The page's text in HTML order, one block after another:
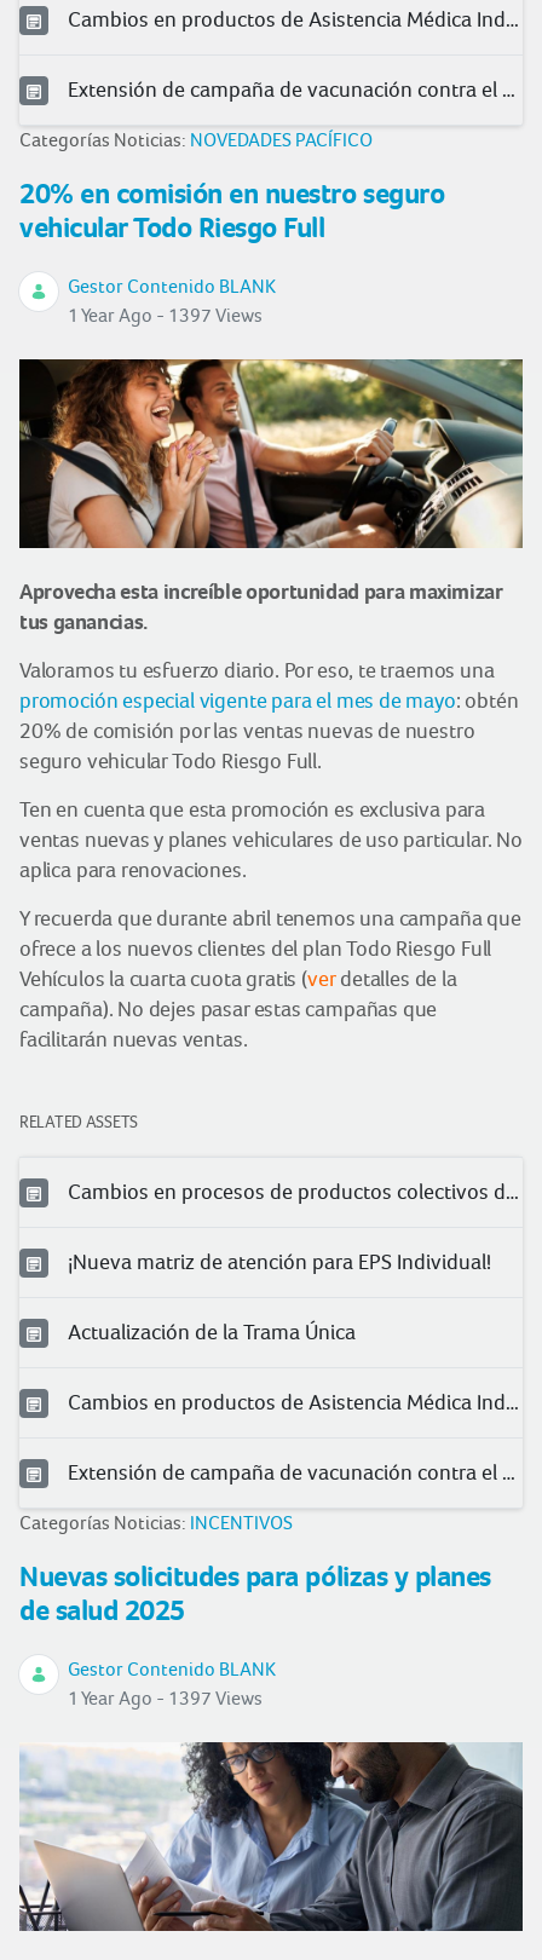
Cambios en productos de Asistencia Médica Individual 2025
Extensión de campaña de vacunación contra el herpes zóster
Categorías Noticias: NOVEDADES PACÍFICO
20% en comisión en nuestro seguro
vehicular Todo Riesgo Full
Gestor Contenido BLANK
1 Year Ago - 1397 Views
Aprovecha esta increíble oportunidad para maximizar
tus ganancias.
Valoramos tu esfuerzo diario. Por eso, te traemos una
promoción especial vigente para el mes de mayo: obtén
20% de comisión por las ventas nuevas de nuestro
seguro vehicular Todo Riesgo Full.
Ten en cuenta que esta promoción es exclusiva para
ventas nuevas y planes vehiculares de uso particular. No
aplica para renovaciones.
Y recuerda que durante abril tenemos una campaña que
ofrece a los nuevos clientes del plan Todo Riesgo Full
Vehículos la cuarta cuota gratis (verdetalles de la
campaña). No dejes pasar estas campañas que
facilitarán nuevas ventas.
RELATED ASSETS
Cambios en procesos de productos colectivos de salud
¡Nueva matriz de atención para EPS Individual!
Actualización de la Trama Única
Cambios en productos de Asistencia Médica Individual 2025
Extensión de campaña de vacunación contra el herpes zóster
Categorías Noticias: INCENTIVOS
Nuevas solicitudes para pólizas y planes
de salud 2025
Gestor Contenido BLANK
1 Year Ago - 1397 Views